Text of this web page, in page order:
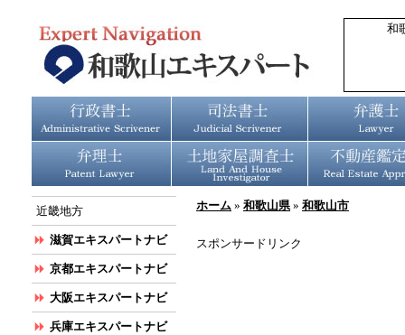
和
ホーム » 和歌山県» 和歌山市
スポンサードリンク
近畿地方
滋賀エキスパートナビ
京都エキスパートナビ
大阪エキスパートナビ
兵庫エキスパートナビ